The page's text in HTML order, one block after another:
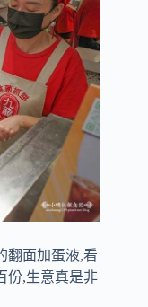
翻面加蛋液,看
份,生意真是非